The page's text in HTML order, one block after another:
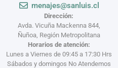
Dirección:
Avda. Vicuña Mackenna 844,
Ñuñoa, Región Metropolitana
Horarios de atención:
Lunes a Viernes de 09:45 a 17:30 Hrs
Sábados y domingos No Atendemos
menajes@sanluis.cl